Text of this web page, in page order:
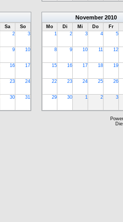
Sa
So
2 3
9 10
16 17
23 24
30 31
November 2010
Mo Di Mi Do
Fr
1
2 3 4 5
8 9 10 11 12
15 16 17 18 19
22 23 24 25 26
29 30 1 2 3